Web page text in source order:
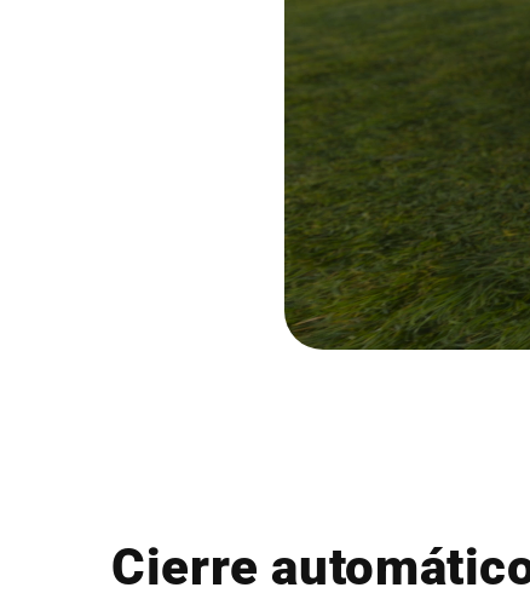
Cierre